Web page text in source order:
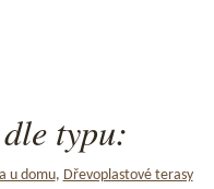
typu:
u domu, Dřevoplastové terasy